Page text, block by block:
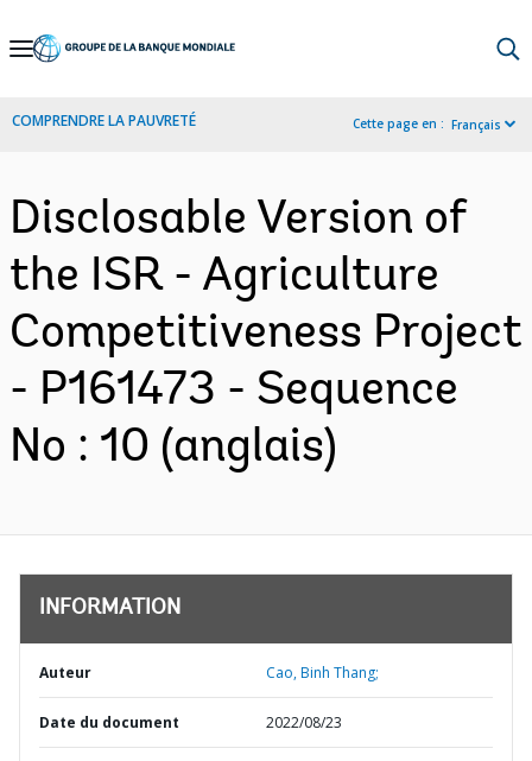
Skip
Navigation
COMPRENDRE LA PAUVRETÉ Cette page en : Français
Disclosable Version of
the ISR - Agriculture
Competitiveness Project
- P161473 - Sequence
No : 10 (anglais)
INFORMATION
Auteur Cao, Binh Thang;
Date du document 2022/08/23